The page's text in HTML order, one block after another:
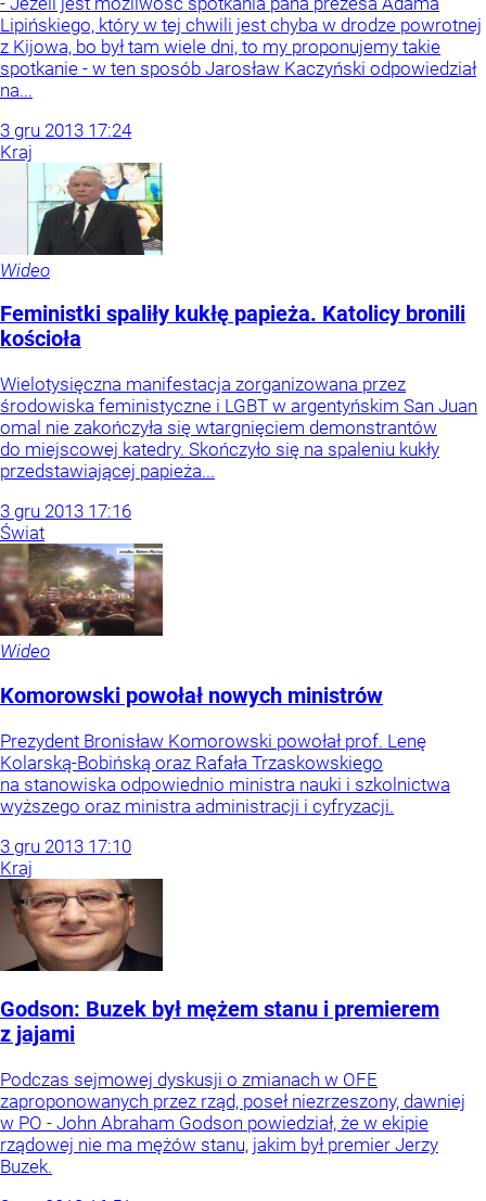
Lipińskiego, który w tej chwili jest chyba w drodze powrotnej
z Kijowa, bo był tam wiele dni, to my proponujemy takie
spotkanie - w ten sposób Jarosław Kaczyński odpowiedział
na...
3 gru 2013 17:24
Kraj
Wideo
Feministki spaliły kukłę papieża. Katolicy bronili
kościoła
Wielotysięczna manifestacja zorganizowana przez
środowiska feministyczne i LGBT w argentyńskim San Juan
omal nie zakończyła się wtargnięciem demonstrantów
do miejscowej katedry. Skończyło się na spaleniu kukły
przedstawiającej papieża...
3 gru 2013 17:16
Świat
Wideo
Komorowski powołał nowych ministrów
Prezydent Bronisław Komorowski powołał prof. Lenę
Kolarską-Bobińską oraz Rafała Trzaskowskiego
na stanowiska odpowiednio ministra nauki i szkolnictwa
wyższego oraz ministra administracji i cyfryzacji.
3 gru 2013 17:10
Kraj
Godson: Buzek był mężem stanu i premierem
z jajami
Podczas sejmowej dyskusji o zmianach w OFE
zaproponowanych przez rząd, poseł niezrzeszony, dawniej
w PO - John Abraham Godson powiedział, że w ekipie
rządowej nie ma mężów stanu, jakim był premier Jerzy
Buzek.